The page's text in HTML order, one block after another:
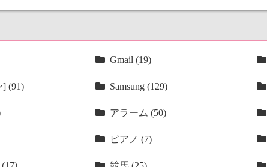
Gmail (19)
(91) Samsung (129)
アラーム (50)
ピアノ (7)